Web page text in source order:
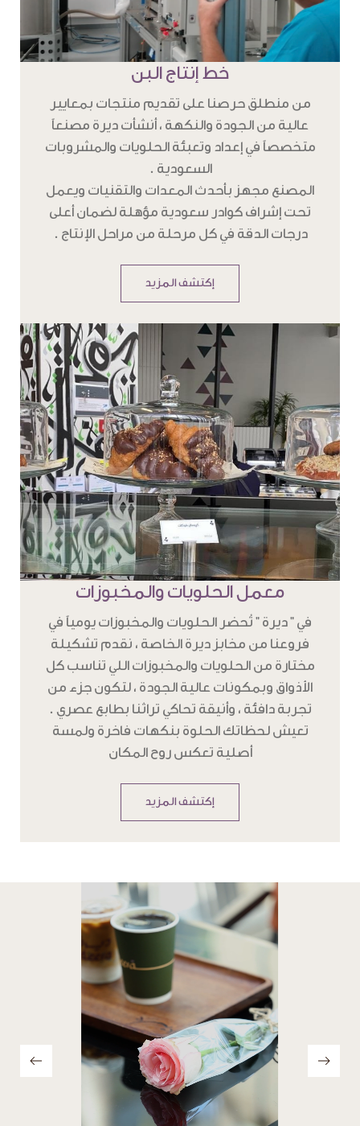
خط إنتاج البن
من منطلق حرصنا على تقديم منتجات بمعايير
عالية من الجودة والنكهة ، أنشأت ديرة مصنعاً
متخصصاً في إعداد وتعبئة الحلويات والمشروبات
السعودية .
المصنع مجهز بأحدث المعدات والتقنيات ويعمل
تحت إشراف كوادر سعودية مؤهلة لضمان أعلى
درجات الدقة في كل مرحلة من مراحل الإنتاج .
إكتشف المزيد
معمل الحلويات والمخبوزات
في " ديرة " تُحضر الحلويات والمخبوزات يومياً في
فروعنا من مخابز ديرة الخاصة ، نقدم تشكيلة
مختارة من الحلويات والمخبوزات اللي تناسب كل
الأذواق وبمكونات عالية الجودة ، لتكون جزء من
تجربة دافئة ، وأنيقة تحاكي تراثنا بطابع عصري .
تعيش لحظاتك الحلوة بنكهات فاخرة ولمسة
أصلية تعكس روح المكان
إكتشف المزيد